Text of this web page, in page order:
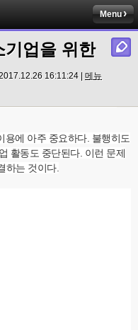
Menu
업을 위한
16:11:24 | 메뉴
용에 아주 중요하다. 불행히도
활동도 중단된다. 이런 문제
하는 것이다.